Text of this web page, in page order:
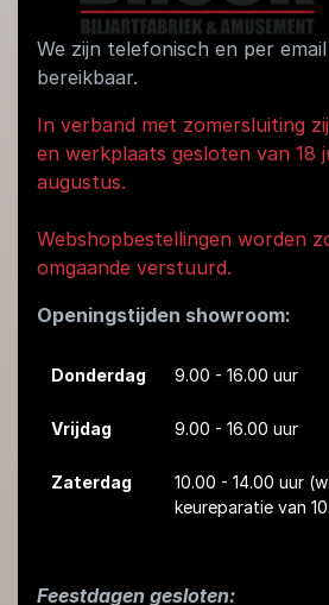
We zijn telefonisch en per email
bereikbaar.
In verband met zomersluiting
en werkplaats gesloten van 18
augustus.
Webshopbestellingen worden
omgaande verstuurd.
Openingstijden showroom:
Donderdag 9.00 - 16.00 uur
Vrijdag 9.00 - 16.00 uur
Zaterdag 10.00 - 14.00 uur
keureparatie van
Feestdagen gesloten: